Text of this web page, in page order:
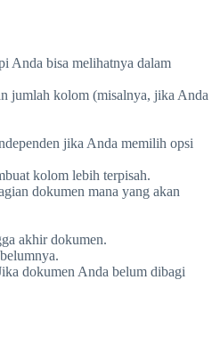
Anda bisa melihatnya dalam
jumlah kolom (misalnya, jika Anda
jika Anda memilih opsi
kolom lebih terpisah.
dokumen mana yang akan
akhir dokumen.
dokumen Anda belum dibagi